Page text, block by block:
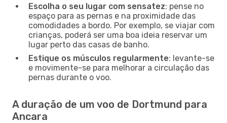
Escolha o seu lugar com sensatez: pense no
espaço para as pernas e na proximidade das
comodidades a bordo. Por exemplo, se viajar com
crianças, poderá ser uma boa ideia reservar um
lugar perto das casas de banho.
Estique os músculos regularmente: levante-se
e movimente-se para melhorar a circulação das
pernas durante o voo.
A duração de um voo de Dortmund para
Ancara